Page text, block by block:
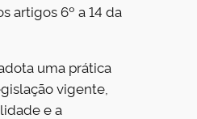
artigos 6º a 14 da
uma prática
vigente,
e a